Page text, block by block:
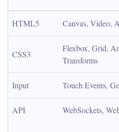
HTML5 Canvas, Video,
CSS3
Flexbox, Grid,
Transforms
Input Touch Events,
API WebSockets,